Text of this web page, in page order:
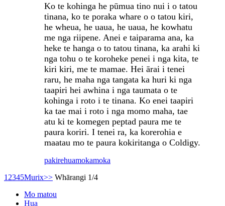
Ko te kohinga he pūmua tino nui i o tatou
tinana, ko te poraka whare o o tatou kiri,
he wheua, he uaua, he uaua, he kowhatu
me nga riipene. Anei e taiparama ana, ka
heke te hanga o to tatou tinana, ka arahi ki
nga tohu o te koroheke penei i nga kita, te
kiri kiri, me te mamae. Hei ārai i tenei
raru, he maha nga tangata ka huri ki nga
taapiri hei awhina i nga taumata o te
kohinga i roto i te tinana. Ko enei taapiri
ka tae mai i roto i nga momo maha, tae
atu ki te komegen peptad paura me te
paura koriri. I tenei ra, ka korerohia e
maatau mo te paura kokiritanga o Coldigy.
pakirehuamokamoka
1 2345Murix>> Whārangi 1/4
Mo matou
Hua